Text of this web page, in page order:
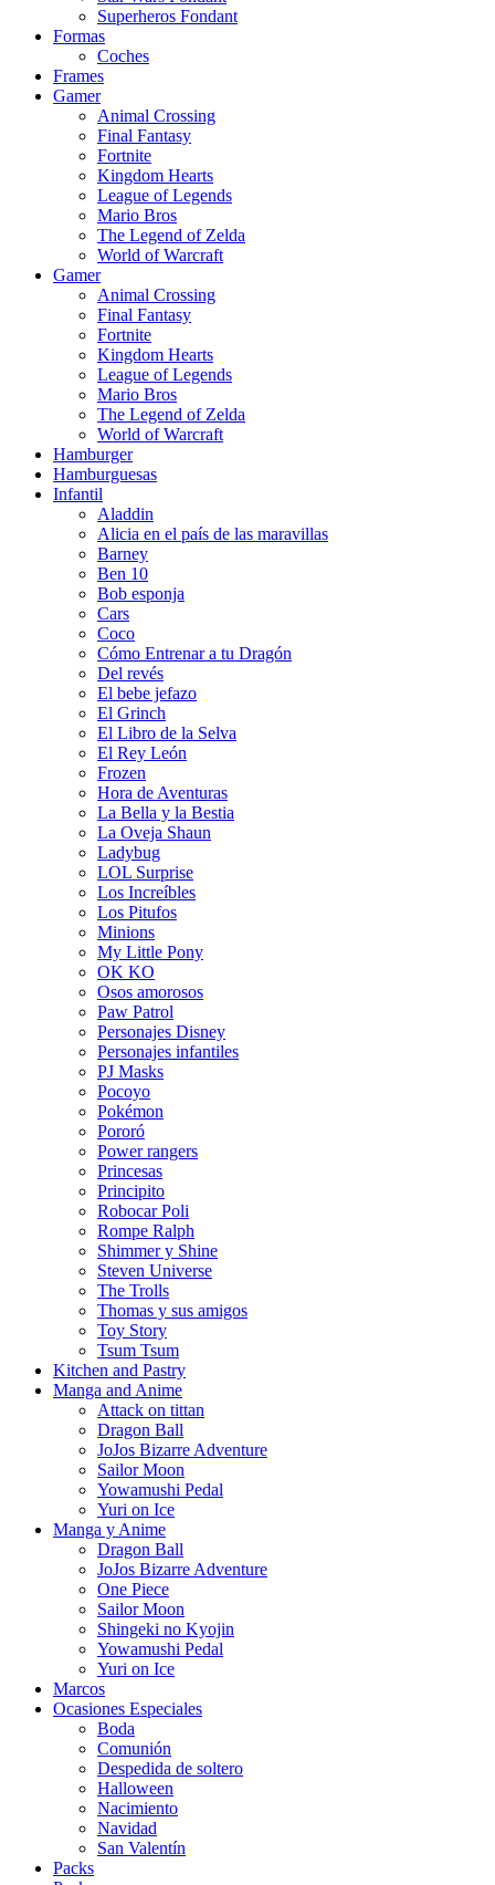
Superheros Fondant
Formas
Coches
Frames
Gamer
Animal Crossing
Final Fantasy
Fortnite
Kingdom Hearts
League of Legends
Mario Bros
The Legend of Zelda
World of Warcraft
Gamer
Animal Crossing
Final Fantasy
Fortnite
Kingdom Hearts
League of Legends
Mario Bros
The Legend of Zelda
World of Warcraft
Hamburger
Hamburguesas
Infantil
Aladdin
Alicia en el país de las maravillas
Barney
Ben 10
Bob esponja
Cars
Coco
Cómo Entrenar a tu Dragón
Del revés
El bebe jefazo
El Grinch
El Libro de la Selva
El Rey León
Frozen
Hora de Aventuras
La Bella y la Bestia
La Oveja Shaun
Ladybug
LOL Surprise
Los Increíbles
Los Pitufos
Minions
My Little Pony
OK KO
Osos amorosos
Paw Patrol
Personajes Disney
Personajes infantiles
PJ Masks
Pocoyo
Pokémon
Pororó
Power rangers
Princesas
Principito
Robocar Poli
Rompe Ralph
Shimmer y Shine
Steven Universe
The Trolls
Thomas y sus amigos
Toy Story
Tsum Tsum
Kitchen and Pastry
Manga and Anime
Attack on tittan
Dragon Ball
JoJos Bizarre Adventure
Sailor Moon
Yowamushi Pedal
Yuri on Ice
Manga y Anime
Dragon Ball
JoJos Bizarre Adventure
One Piece
Sailor Moon
Shingeki no Kyojin
Yowamushi Pedal
Yuri on Ice
Marcos
Ocasiones Especiales
Boda
Comunión
Despedida de soltero
Halloween
Nacimiento
Navidad
San Valentín
Packs